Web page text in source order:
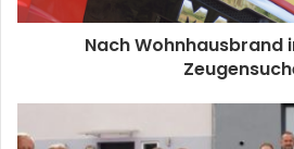
Nach Wohnhausbrand